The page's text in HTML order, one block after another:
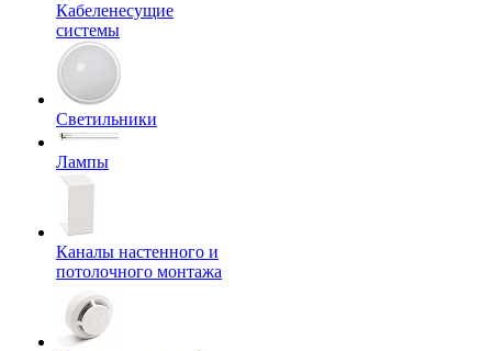
Кабеленесущие
системы
Светильники
Лампы
Каналы настенного и
потолочного монтажа